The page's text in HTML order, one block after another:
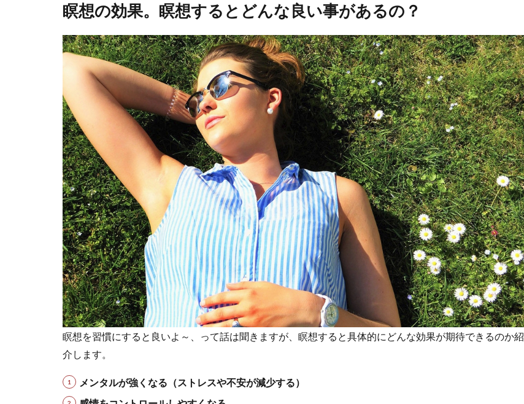
瞑想の効果。瞑想するとどんな良い事があるの？
瞑想を習慣にすると良いよ～、って話は聞きますが、瞑想すると具体的にどんな効果が期待できるのか紹
介します。
メンタルが強くなる（ストレスや不安が減少する）